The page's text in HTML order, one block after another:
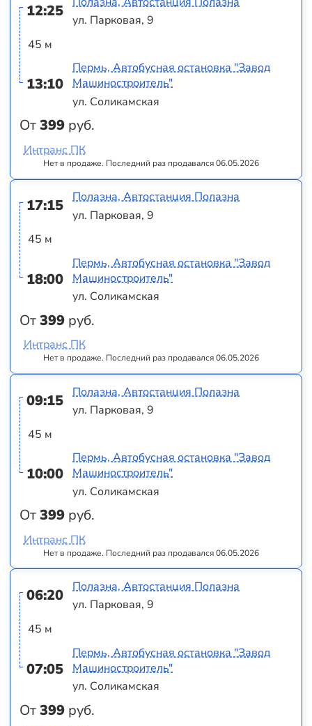
12:25
45 м
13:10
От399 руб.
ул. Парковая, 9
Пермь, Автобусная остановка "Завод
Машиностроитель"
ул. Соликамская
Нет в продаже. Последний раз продавался 06.05.2026
Интранс ПК
17:15
45 м
18:00
От399 руб.
Полазна, Автостанция Полазна
ул. Парковая, 9
Пермь, Автобусная остановка "Завод
Машиностроитель"
ул. Соликамская
Нет в продаже. Последний раз продавался 06.05.2026
Интранс ПК
09:15
45 м
10:00
От399 руб.
Полазна, Автостанция Полазна
ул. Парковая, 9
Пермь, Автобусная остановка "Завод
Машиностроитель"
ул. Соликамская
Нет в продаже. Последний раз продавался 06.05.2026
Интранс ПК
06:20
45 м
07:05
От399 руб.
Полазна, Автостанция Полазна
ул. Парковая, 9
Пермь, Автобусная остановка "Завод
Машиностроитель"
ул. Соликамская